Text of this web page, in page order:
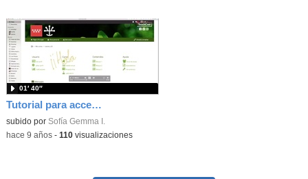
Tutorial para acceder a las calificaciones
subido por Sofía Gemma I.
01′ 40″
-hace 9 años- 110visualizaciones